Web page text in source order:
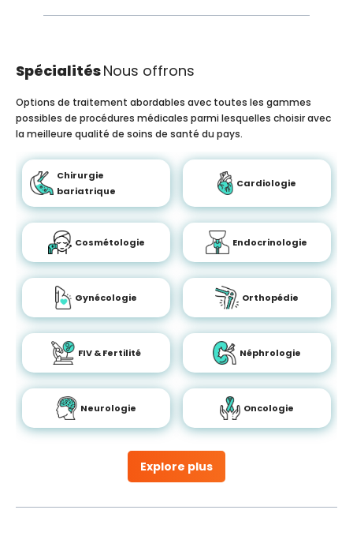
SpécialitésNous offrons
Explore plus
Options de traitement abordables avec toutes les gammes
possibles de procédures médicales parmi lesquelles choisir avec
la meilleure qualité de soins de santé du pays.
Chirurgie
bariatrique
Cardiologie
Cosmétologie Endocrinologie
Gynécologie Orthopédie
FIV & Fertilité Néphrologie
Neurologie Oncologie